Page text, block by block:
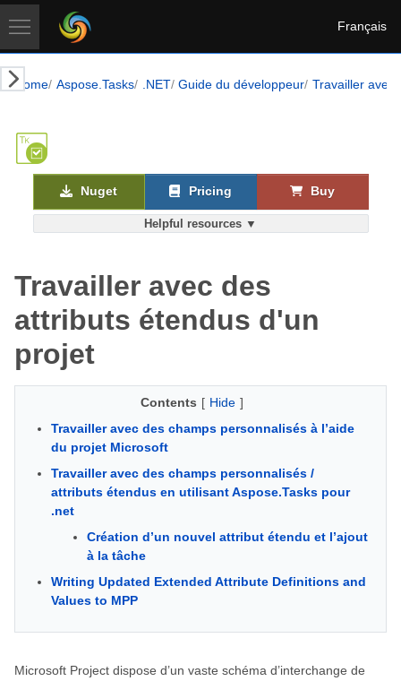
Français
Home Aspose.Tasks .NET Guide du développeur Travailler avec
Helpful resources ▼
Nuget Pricing Buy
Travailler avec des
attributs étendus d'un
projet
Contents [ Hide ]
Travailler avec des champs personnalisés à l’aide
du projet Microsoft
Travailler avec des champs personnalisés /
attributs étendus en utilisant Aspose.Tasks pour
.net
Création d’un nouvel attribut étendu et l’ajout
à la tâche
Writing Updated Extended Attribute Definitions and
Values to MPP
Microsoft Project dispose d’un vaste schéma d’interchange de